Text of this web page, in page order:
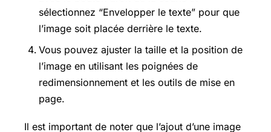
sélectionnez “Envelopper le texte” pour que
l’image soit placée derrière le texte.
Vous pouvez ajuster la taille et la position de
l’image en utilisant les poignées de
redimensionnement et les outils de mise en
page.
Il est important de noter que l’ajout d’une image